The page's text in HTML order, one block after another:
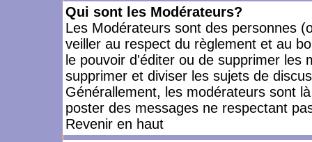
Qui sont les Modérateurs?
Les Modérateurs sont des personnes
veiller au respect du règlement et au
le pouvoir d'éditer ou de supprimer les
supprimer et diviser les sujets de
Générallement, les modérateurs sont
poster des messages ne respectant
Revenir en haut